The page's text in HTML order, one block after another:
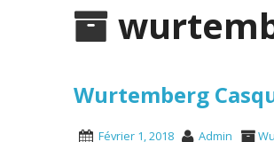
Wurtemberg
Février 1, 2018 Admin